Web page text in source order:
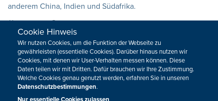
anderem China, Indien und Südafrika.
22.10.2024 09:28
Zwölf Grundschulkinder in Südafrika bei
Unfall getötet
Bei einem Verkehrsunfall in Südafrika sind zwölf
Grundschulkinder ums Leben gekommen.
Cookie Hinweis
Wir nutzen Cookies, um die Funktion der Webseite zu
gewährleisten (essentielle Cookies). Darüber hinaus nutzen wir
Cookies, mit denen wir User-Verhalten messen können. Diese
Daten teilen wir mit Dritten. Dafür brauchen wir Ihre Zustimmung.
Welche Cookies genau genutzt werden, erfahren Sie in unseren
Datenschutzbestimmungen.